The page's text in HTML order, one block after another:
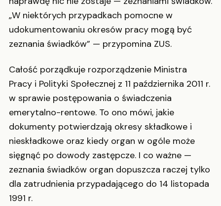
„W niektórych przypadkach pomocne w
udokumentowaniu okresów pracy mogą być
zeznania świadków” — przypomina ZUS.
Całość porządkuje rozporządzenie Ministra
Pracy i Polityki Społecznej z 11 października 2011 r.
w sprawie postępowania o świadczenia
emerytalno-rentowe. To ono mówi, jakie
dokumenty potwierdzają okresy składkowe i
nieskładkowe oraz kiedy organ w ogóle może
sięgnąć po dowody zastępcze. I co ważne —
zeznania świadków organ dopuszcza raczej tylko
dla zatrudnienia przypadającego do 14 listopada
1991 r.